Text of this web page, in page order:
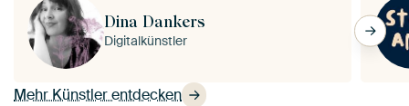
Mehr Künstler entdecken
Dina Dankers
Digitalkünstler